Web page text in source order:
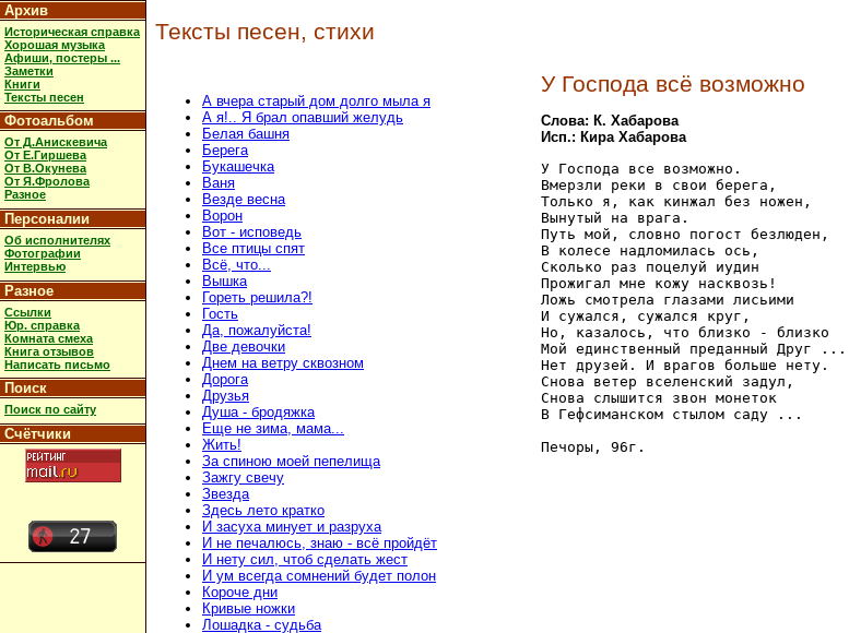
Архив
Историческая справка
Хорошая музыка
Афиши, постеры ...
Заметки
Книги
Тексты песен
Фотоальбом
От Д.Анискевича
От Е.Гиршева
От В.Окунева
От Я.Фролова
Разное
Персоналии
Об исполнителях
Фотографии
Интервью
Разное
Ссылки
Юр. справка
Комната смеха
Книга отзывов
Написать письмо
Поиск
Поиск по сайту
Счётчики
Тексты песен, стихи
А вчера старый дом долго мыла я
А я!.. Я брал опавший желудь
Белая башня
Берега
Букашечка
Ваня
Везде весна
Ворон
Вот - исповедь
Все птицы спят
Всё, что...
Вышка
Гореть решила?!
Гость
Да, пожалуйста!
Две девочки
Днем на ветру сквозном
Дорога
Друзья
Душа - бродяжка
Еще не зима, мама...
Жить!
За спиною моей пепелища
Зажгу свечу
Звезда
Здесь лето кратко
И засуха минует и разруха
И не печалюсь, знаю - всё пройдёт
И нету сил, чтоб сделать жест
И ум всегда сомнений будет полон
Короче дни
Кривые ножки
Лошадка - судьба
У Господа всё возможно
Слова: К. Хабарова
Исп.: Кира Хабарова
У Господа все возможно.
Вмерзли реки в свои берега,
Только я, как кинжал без ножен,
Вынутый на врага.
Путь мой, словно погост безлюден,
В колесе надломилась ось,
Сколько раз поцелуй иудин
Прожигал мне кожу насквозь!
Ложь смотрела глазами лисьими
И сужался, сужался круг,
Но, казалось, что близко - близко
Мой единственный преданный Друг ...
Нет друзей. И врагов больше нету.
Снова ветер вселенский задул,
Снова слышится звон монеток
В Гефсиманском стылом саду ...
Печоры, 96г.